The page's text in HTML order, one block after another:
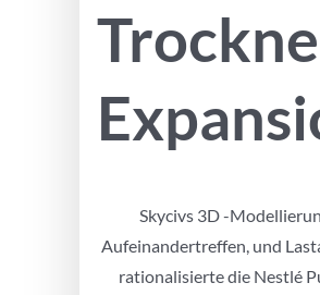
Skycivs 3D -
Aufeinandertreffen, und
rationalisierte die Nestlé